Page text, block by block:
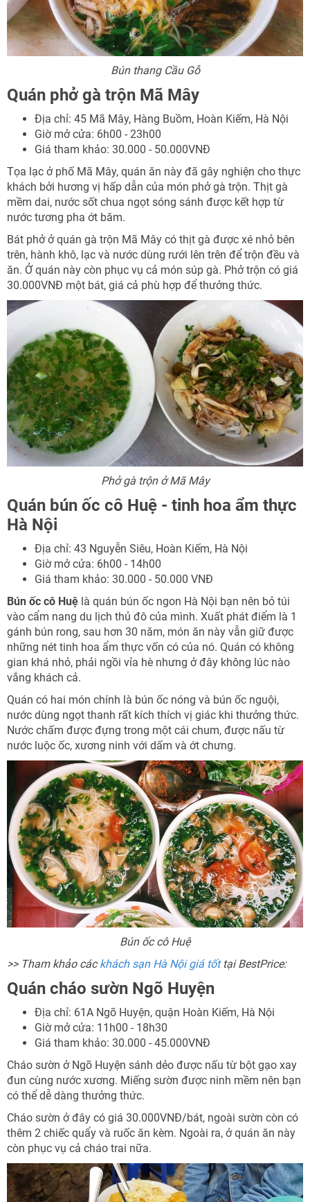
Bún thang Cầu Gỗ
Quán phở gà trộn Mã Mây
Địa chỉ: 45 Mã Mây, Hàng Buồm, Hoàn Kiếm, Hà Nội
Giờ mở cửa: 6h00 - 23h00
Giá tham khảo: 30.000 - 50.000VNĐ
Tọa lạc ở phố Mã Mây, quán ăn này đã gây nghiện cho thực
khách bởi hương vị hấp dẫn của món phở gà trộn. Thịt gà
mềm dai, nước sốt chua ngọt sóng sánh được kết hợp từ
nước tương pha ớt băm.
Bát phở ở quán gà trộn Mã Mây có thịt gà được xé nhỏ bên
trên, hành khô, lạc và nước dùng rưới lên trên để trộn đều và
ăn. Ở quán này còn phục vụ cả món súp gà. Phở trộn có giá
30.000VNĐ một bát, giá cả phù hợp để thưởng thức.
Phở gà trộn ở Mã Mây
Quán bún ốc cô Huệ - tinh hoa ẩm thực
Hà Nội
Địa chỉ: 43 Nguyễn Siêu, Hoàn Kiếm, Hà Nội
Giờ mở cửa: 6h00 - 14h00
Giá tham khảo: 30.000 - 50.000 VNĐ
Bún ốc cô Huệ là quán bún ốc ngon Hà Nội bạn nên bỏ túi
vào cẩm nang du lịch thủ đô của mình. Xuất phát điểm là 1
gánh bún rong, sau hơn 30 năm, món ăn này vẫn giữ được
những nét tinh hoa ẩm thực vốn có của nó. Quán có không
gian khá nhỏ, phải ngồi vỉa hè nhưng ở đây không lúc nào
vắng khách cả.
Quán có hai món chính là bún ốc nóng và bún ốc nguội,
nước dùng ngọt thanh rất kích thích vị giác khi thưởng thức.
Nước chấm được đựng trong một cái chum, được nấu từ
nước luộc ốc, xương ninh với dấm và ớt chưng.
Bún ốc cô Huệ
>> Tham khảo cáckhách sạn Hà Nội giá tốttại BestPrice:
Quán cháo sườn Ngõ Huyện
Địa chỉ: 61A Ngõ Huyện, quận Hoàn Kiếm, Hà Nội
Giờ mở cửa: 11h00 - 18h30
Giá tham khảo: 30.000 - 45.000VNĐ
Cháo sườn ở Ngõ Huyện sánh dẻo được nấu từ bột gạo xay
đun cùng nước xương. Miếng sườn được ninh mềm nên bạn
có thể dễ dàng thưởng thức.
Cháo sườn ở đây có giá 30.000VNĐ/bát, ngoài sườn còn có
thêm 2 chiếc quẩy và ruốc ăn kèm. Ngoài ra, ở quán ăn này
còn phục vụ cả cháo trai nữa.